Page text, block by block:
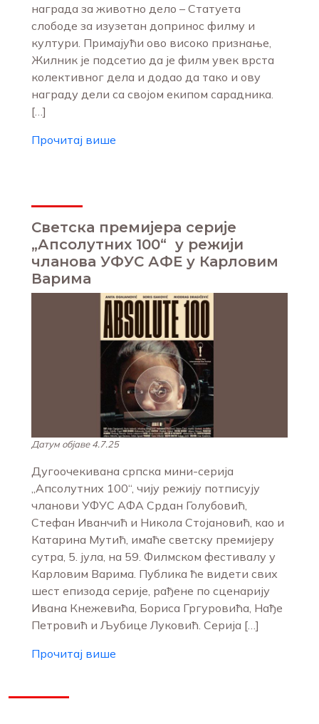
награда за животно дело – Статуета
слободе за изузетан допринос филму и
култури. Примајући ово високо признање,
Жилник је подсетио да је филм увек врста
колективног дела и додао да тако и ову
награду дели са својом екипом сарадника.
[…]
Прочитај више
Светска премијера серије
„Апсолутних 100“ у режији
чланова УФУС АФЕ у Карловим
Варима
Датум објаве 4.7.25
Дугоочекивана српска мини-серија
„Апсолутних 100“, чију режију потписују
чланови УФУС АФА Срдан Голубовић,
Стефан Иванчић и Никола Стојановић, као и
Катарина Мутић, имаће светску премијеру
сутра, 5. јула, на 59. Филмском фестивалу у
Карловим Варима. Публика ће видети свих
шест епизода серије, рађене по сценарију
Ивана Кнежевића, Бориса Гргуровића, Нађе
Петровић и Љубице Луковић. Серија […]
Прочитај више